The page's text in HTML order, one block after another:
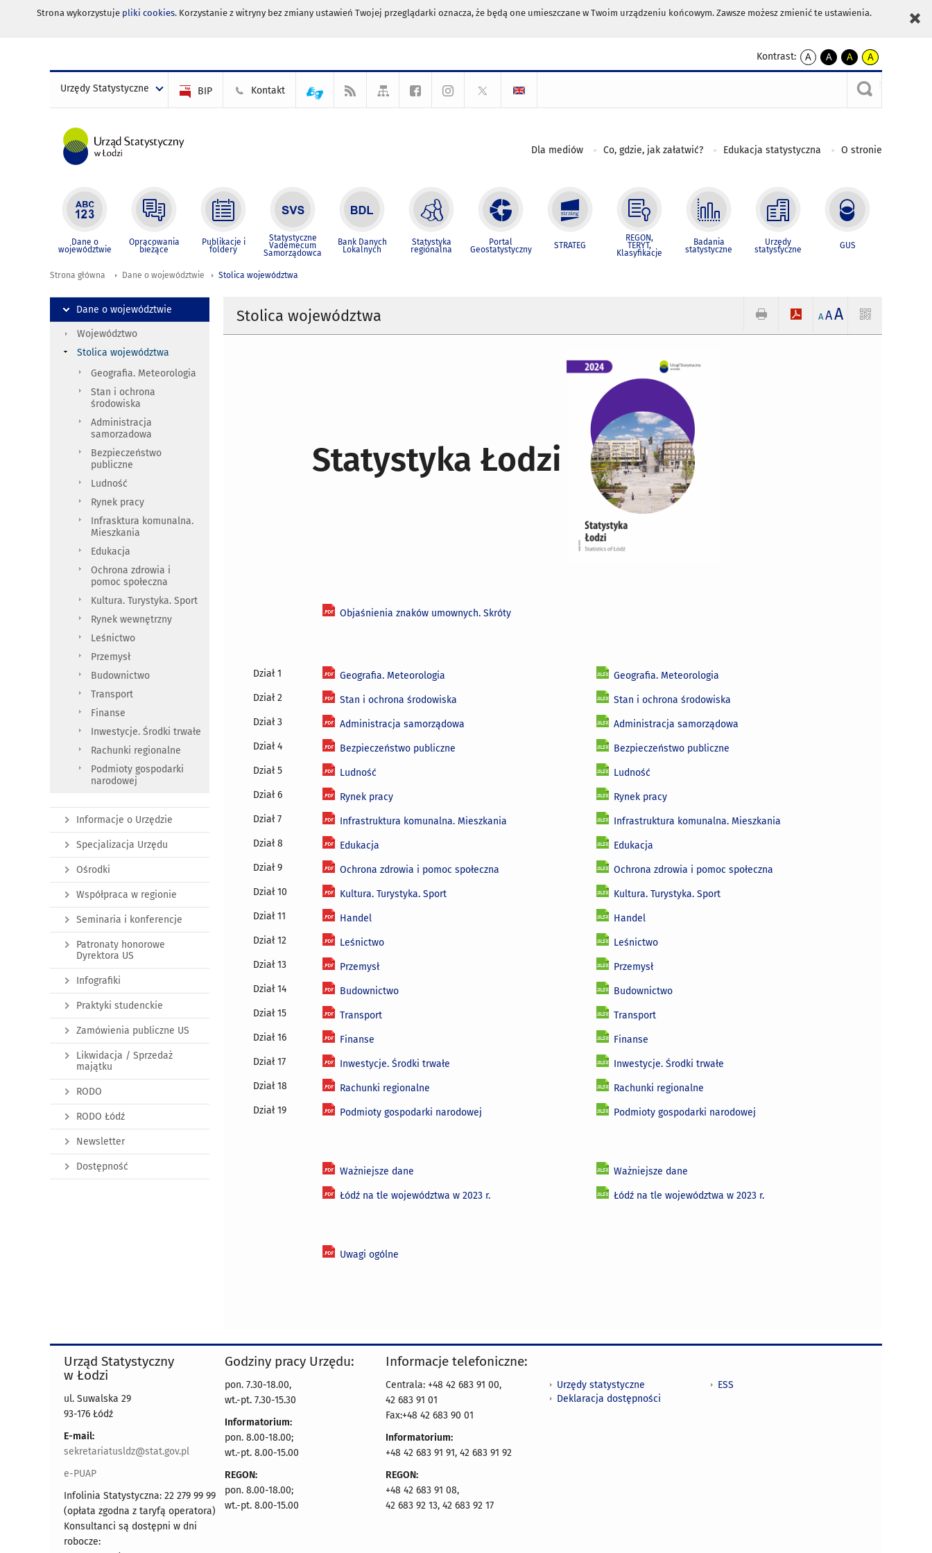
Strona wykorzystuje pliki cookies. Korzystanie z witryny bez zmiany ustawień Twojej przeglądarki oznacza, że będą one umieszczane w Twoim urządzeniu końcowym. Zawsze możesz zmienić te ustawienia.
Kontrast:
A
kontrast
A
kontrast
czarnym
A
kontrast
żółty
tekst
czarnym
A
kontrast
czarny
tekst
żółtym
Urzędy Statystyczne BIP Kontakt
Dla mediów Co, gdzie, jak załatwić? Edukacja statystyczna O stronie
Dane o
województwie
Opracowania
bieżące
Publikacje i
foldery
Statystyczne
Vademecum
Samorządowca
Bank Danych
Lokalnych
Statystyka
regionalna
Portal
Geostatystyczny STRATEG
REGON,
TERYT,
Klasyfikacje
Badania
statystyczne
Urzędy
statystyczne GUS
Strona główna Dane o województwie Stolica województwa
Stolica województwa A AA
Statystyka Łodzi
Objaśnienia znaków umownych. Skróty
Dział 1 Geografia. Meteorologia
Geografia. Meteorologia
Dział 2
Stan i ochrona środowiska
Stan i ochrona środowiska
Dział 3
Administracja samorządowa
Administracja samorządowa
Dział 4
Bezpieczeństwo publiczne
Bezpieczeństwo publiczne
Dział 5
Ludność
Ludność
Dział 6
Rynek pracy
Rynek pracy
Dział 7
Infrastruktura komunalna. Mieszkania
Infrastruktura komunalna. Mieszkania
Dział 8
Edukacja
Edukacja
Dział 9
Ochrona zdrowia i pomoc społeczna
Ochrona zdrowia i pomoc społeczna
Dział 10
Kultura. Turystyka. Sport
Kultura. Turystyka. Sport
Dział 11
Handel
Handel
Dział 12
Leśnictwo
Leśnictwo
Dział 13
Przemysł
Przemysł
Dział 14
Budownictwo
Budownictwo
Dział 15
Transport
Transport
Dział 16
Finanse
Finanse
Dział 17
Inwestycje. Środki trwałe
Inwestycje. Środki trwałe
Dział 18
Rachunki regionalne
Rachunki regionalne
Dział 19
Podmioty gospodarki narodowej Podmioty gospodarki narodowej
Ważniejsze dane Ważniejsze dane
Łódź na tle województwa w 2023 r. Łódź na tle województwa w 2023 r.
Uwagi ogólne
Dane o województwie
Województwo
Stolica województwa
Geografia. Meteorologia
Stan i ochrona
środowiska
Administracja
samorzadowa
Bezpieczeństwo
publiczne
Ludność
Rynek pracy
Infrasktura komunalna.
Mieszkania
Edukacja
Ochrona zdrowia i
pomoc społeczna
Kultura. Turystyka. Sport
Rynek wewnętrzny
Leśnictwo
Przemysł
Budownictwo
Transport
Finanse
Inwestycje. Środki trwałe
Rachunki regionalne
Podmioty gospodarki
narodowej
Informacje o Urzędzie
Specjalizacja Urzędu
Ośrodki
Współpraca w regionie
Seminaria i konferencje
Patronaty honorowe
Dyrektora US
Infografiki
Praktyki studenckie
Zamówienia publiczne US
Likwidacja / Sprzedaż
majątku
RODO
RODO Łódź
Newsletter
Dostępność
Urząd Statystyczny
w Łodzi
ul. Suwalska 29
93-176 Łódź
E-mail:
sekretariatusldz@stat.gov.pl
e-PUAP
Infolinia Statystyczna: 22 279 99 99
(opłata zgodna z taryfą operatora)
Konsultanci są dostępni w dni
robocze:
Godziny pracy Urzędu:
pon. 7.30-18.00,
wt.-pt. 7.30-15.30
Informatorium:
pon. 8.00-18.00;
wt.-pt. 8.00-15.00
REGON:
pon. 8.00-18.00;
wt.-pt. 8.00-15.00
Informacje telefoniczne:
Centrala: +48 42 683 91 00,
42 683 91 01
Fax:+48 42 683 90 01
Informatorium:
+48 42 683 91 91, 42 683 91 92
REGON:
+48 42 683 91 08,
42 683 92 13, 42 683 92 17
Urzędy statystyczne
Deklaracja dostępności
ESS